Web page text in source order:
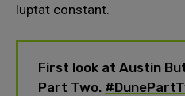
luptat constant.
First look at Austin
Part Two.